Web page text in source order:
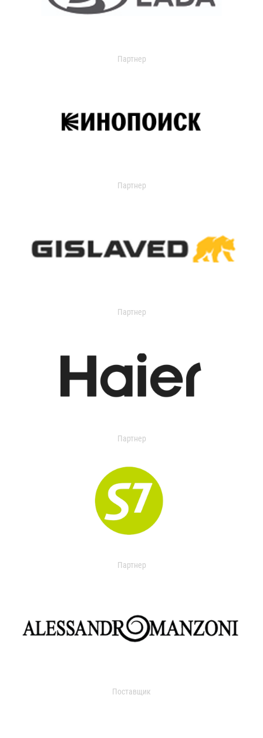
Партнер
Партнер
Партнер
Партнер
Партнер
Поставщик